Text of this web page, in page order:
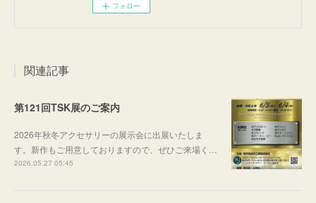
フォロー
関連記事
第121回TSK展のご案内
2026年秋冬アクセサリーの展示会に出展いたしま
す。新作もご用意しておりますので、ぜひご来場く…
2026.05.27 05:45